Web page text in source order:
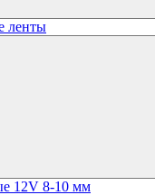
ленты
12V 8-10 мм